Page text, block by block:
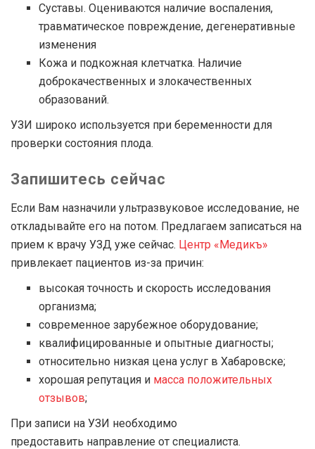
Суставы. Оцениваются наличие воспаления,
травматическое повреждение, дегенеративные
изменения
Кожа и подкожная клетчатка. Наличие
доброкачественных и злокачественных
образований.
УЗИ широко используется при беременности для
проверки состояния плода.
Запишитесь сейчас
Если Вам назначили ультразвуковое исследование, не
откладывайте его на потом. Предлагаем записаться на
прием к врачу УЗД уже сейчас. Центр «Медикъ»
привлекает пациентов из-за причин:
высокая точность и скорость исследования
организма;
современное зарубежное оборудование;
квалифицированные и опытные диагносты;
относительно низкая цена услуг в Хабаровске;
хорошая репутация и масса положительных
отзывов;
При записи на УЗИ необходимо
предоставить направление от специалиста.